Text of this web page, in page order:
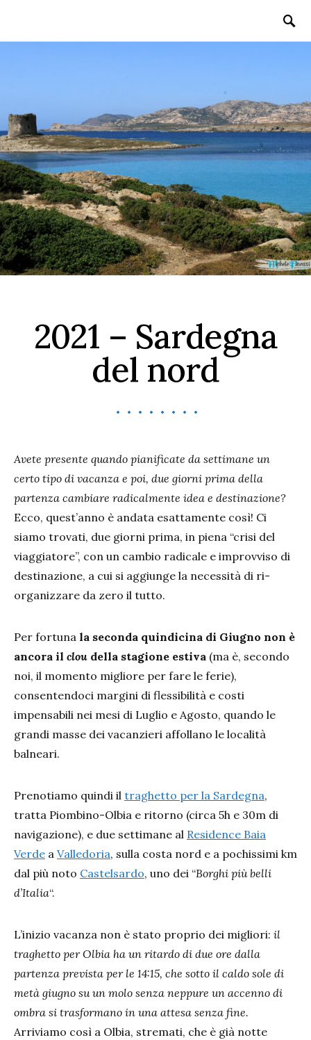
2021 – Sardegna
del nord
Avete presente quando pianificate da settimane un
certo tipo di vacanza e poi, due giorni prima della
partenza cambiare radicalmente idea e destinazione?
Ecco, quest’anno è andata esattamente così! Ci
siamo trovati, due giorni prima, in piena “crisi del
viaggiatore”, con un cambio radicale e improvviso di
destinazione, a cui si aggiunge la necessità di ri-
organizzare da zero il tutto.
Per fortuna la seconda quindicina di Giugno non è
ancora il clou della stagione estiva (ma è, secondo
noi, il momento migliore per fare le ferie),
consentendoci margini di flessibilità e costi
impensabili nei mesi di Luglio e Agosto, quando le
grandi masse dei vacanzieri affollano le località
balneari.
Prenotiamo quindi il traghetto per la Sardegna,
tratta Piombino-Olbia e ritorno (circa 5h e 30m di
navigazione), e due settimane al Residence Baia
Verde a Valledoria, sulla costa nord e a pochissimi km
dal più noto Castelsardo, uno dei “Borghi più belli
d’Italia“.
L’inizio vacanza non è stato proprio dei migliori: il
traghetto per Olbia ha un ritardo di due ore dalla
partenza prevista per le 14:15, che sotto il caldo sole di
metà giugno su un molo senza neppure un accenno di
ombra si trasformano in una attesa senza fine.
Arriviamo così a Olbia, stremati, che è già notte